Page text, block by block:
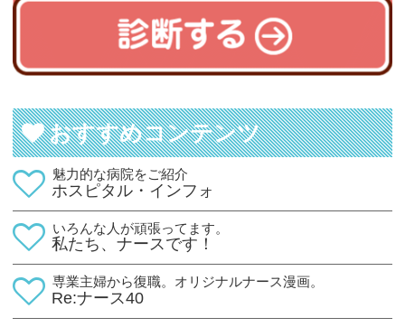
おすすめコンテンツ
魅力的な病院をご紹介
ホスピタル・インフォ
いろんな人が頑張ってます。
私たち、ナースです！
専業主婦から復職。オリジナルナース漫画。
Re:ナース40